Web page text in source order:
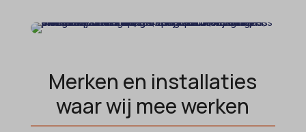
Merken en installaties
waar wij mee werken
SameSite
snconsent
ssm_au_c
tarteaucitron